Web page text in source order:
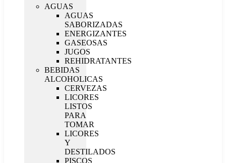
AGUAS
AGUAS
SABORIZADAS
ENERGIZANTES
GASEOSAS
JUGOS
REHIDRATANTES
BEBIDAS
ALCOHOLICAS
CERVEZAS
LICORES
LISTOS
PARA
TOMAR
LICORES
Y
DESTILADOS
PISCOS